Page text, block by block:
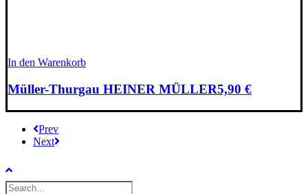
In den Warenkorb
Müller-Thurgau HEINER MÜLLER5,90 €
Prev
Next